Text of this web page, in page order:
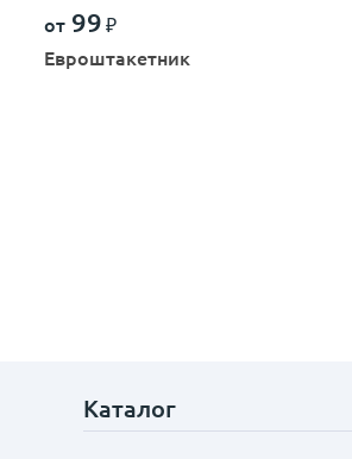
от 99 ₽
Евроштакетник
Каталог